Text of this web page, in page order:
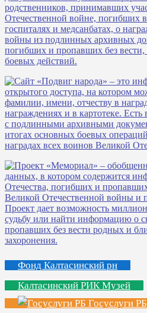
Фонд Калтасинский рн
Калтасинский РИК Музей
Госуслуги РБ